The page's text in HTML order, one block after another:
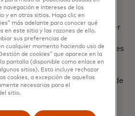
o Reasegurador
será responsable de
cobertura o hacer cualquier
si el hacerlo implica estar en
ley o reglamento de sanciones
y/o Reasegurador
sociedad matriz o su entidad
cualquier sanción en virtud de
de sanciones.
navegación e intereses de los
y en otros sitios. Haga clic en
más adelante para conocer qué
en este sitio y las razones de ello.
sus preferencias de
cualquier momento haciendo uso de
de cookies” que aparece en la
pantalla (disponible como enlace en
sitios). Esto incluye rechazar
cookies, a excepción de aquellas
necesarias para el
sitio.